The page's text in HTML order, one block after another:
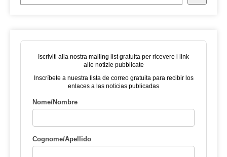
Iscriviti alla nostra mailing list gratuita per ricevere i link
alle notizie pubblicate
Inscríbete a nuestra lista de correo gratuita para recibir los
enlaces a las noticias publicadas
Nome/Nombre
Cognome/Apellido